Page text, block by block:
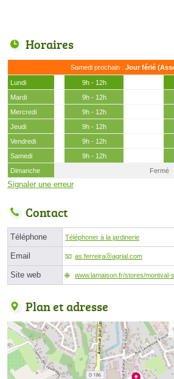
Horaires
Samedi prochain : Jour férié
Lundi 9h - 12h
Mardi
9h - 12h
Mercredi
9h - 12h
Jeudi
9h - 12h
Vendredi
9h - 12h
Samedi
9h - 12h
Dimanche
Fermé
Signaler une erreur
Contact
Téléphone Téléphoner à la jardinerie
Email as.ferreiraⓐagrial.com
Site web www.lamaison.fr/stores/montval-
Plan et adresse